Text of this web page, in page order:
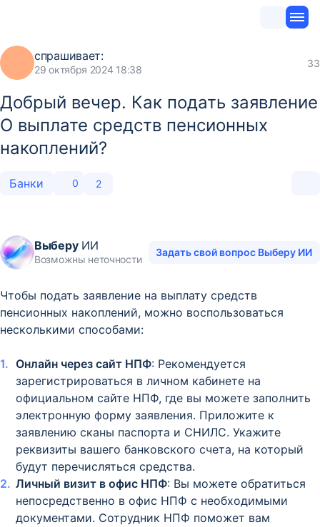
спрашивает:
29 октября 2024 18:38
33
Добрый вечер. Как подать заявление
О выплате средств пенсионных
накоплений?
Банки 0 2
ВыберуИИ
Возможны неточности
Задать свой вопрос Выберу ИИ
Чтобы подать заявление на выплату средств
пенсионных накоплений, можно воспользоваться
несколькими способами:
Онлайн через сайт НПФ: Рекомендуется
зарегистрироваться в личном кабинете на
официальном сайте НПФ, где вы можете заполнить
электронную форму заявления. Приложите к
заявлению сканы паспорта и СНИЛС. Укажите
реквизиты вашего банковского счета, на который
будут перечисляться средства.
Личный визит в офис НПФ: Вы можете обратиться
непосредственно в офис НПФ с необходимыми
документами. Сотрудник НПФ поможет вам